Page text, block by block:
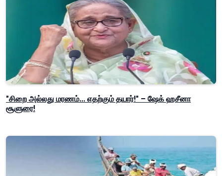
"சிறை அல்லது மரணம்... எதற்கும் தயார்!" – ஷேக் ஹசீனா
சூளுரை!